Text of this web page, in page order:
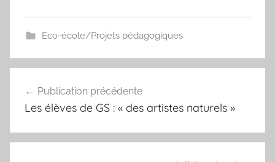
Eco-école/Projets pédagogiques
de
Publication précédente
Les élèves de GS : « des artistes naturels »